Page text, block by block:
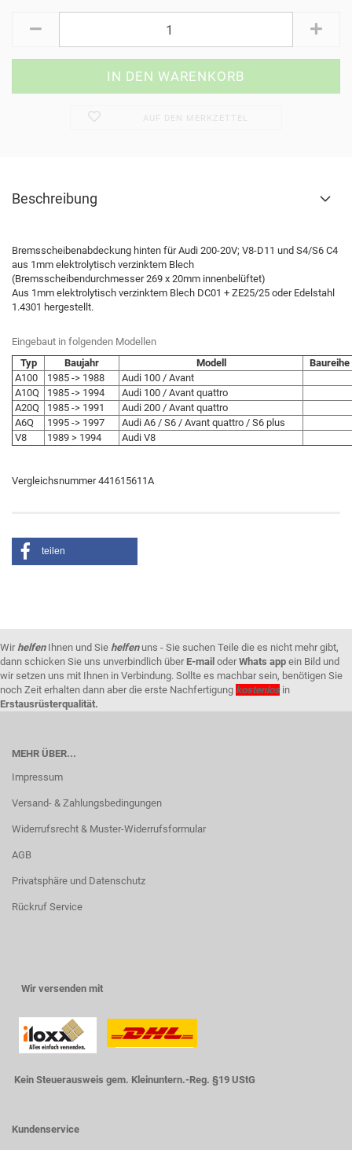
AUF DEN MERKZETTEL
Beschreibung
Bremsscheibenabdeckung hinten für Audi 200-20V; V8-D11 und S4/S6 C4
aus 1mm elektrolytisch verzinktem Blech
(Bremsscheibendurchmesser 269 x 20mm innenbelüftet)
Aus 1mm elektrolytisch verzinktem Blech DC01 + ZE25/25 oder Edelstahl
1.4301 hergestellt.
Eingebaut in folgenden Modellen
Typ
Baujahr Modell
Baureihe
A100
1985 -> 1988
Audi 100 / Avant
A10Q
1985 -> 1994
Audi 100 / Avant quattro
A20Q
1985 -> 1991
Audi 200 / Avant quattro
A6Q
1995 -> 1997
Audi A6 / S6 / Avant quattro / S6 plus
V8
1989 > 1994 Audi V8
Vergleichsnummer 441615611A
teilen
WirhelfenIhnen und Sie helfenuns - Sie suchen Teile die es nicht mehr gibt,
dann schicken Sie uns unverbindlich über E-mail oderWhats app ein Bild und
wir setzen uns mit Ihnen in Verbindung. Sollte es machbar sein, benötigen Sie
noch Zeit erhalten dann aber die erste Nachfertigung kostenlos in
Erstausrüsterqualität.
MEHR ÜBER...
Impressum
Versand- & Zahlungsbedingungen
Widerrufsrecht & Muster-Widerrufsformular
AGB
Privatsphäre und Datenschutz
Rückruf Service
Wir versenden mit
Kein Steuerausweis gem. Kleinuntern.-Reg. §19 UStG
Kundenservice